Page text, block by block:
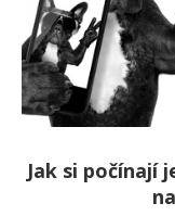
Jak si počínají